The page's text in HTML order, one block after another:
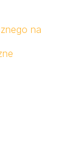
na